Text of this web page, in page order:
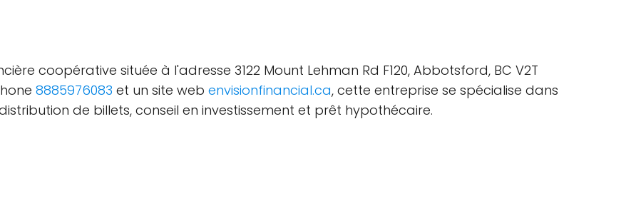
coopérative située à l'adresse 3122 Mount Lehman Rd F120, Abbotsford, BC V2T
8885976083 et un site web envisionfinancial.ca, cette entreprise se spécialise dans
de billets, conseil en investissement et prêt hypothécaire.